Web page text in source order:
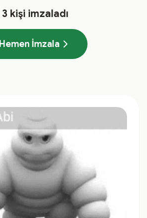
3 kişi imzaladı
Hemen İmzala